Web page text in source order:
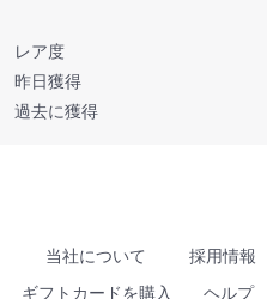
レア度
昨日獲得
過去に獲得
当社について 採用情報
ギフトカードを購入
ヘルプ